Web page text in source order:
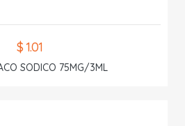
$ 1.01
SODICO 75MG/3ML